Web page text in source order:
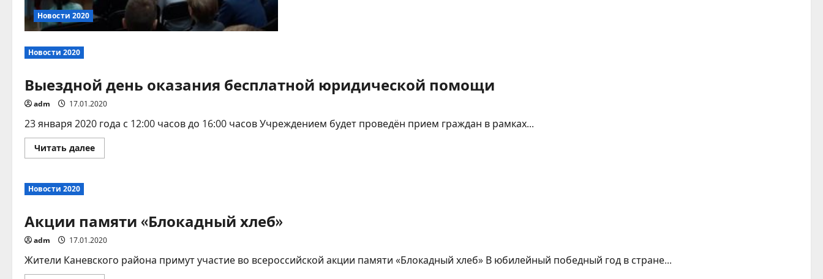
Новости 2020
Новости 2020
Выездной день оказания бесплатной юридической помощи
adm 17.01.2020
23 января 2020 года с 12:00 часов до 16:00 часов Учреждением будет проведён прием граждан в рамках...
Читать далееПрочитать
больше
Новости 2020
Акции памяти «Блокадный хлеб»
adm 17.01.2020
Жители Каневского района примут участие во всероссийской акции памяти «Блокадный хлеб» В юбилейный победный год в стране...